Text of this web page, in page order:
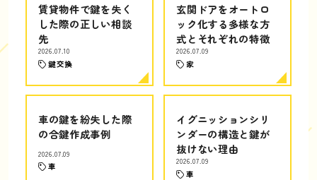
賃貸物件で鍵を失く
した際の正しい相談
先
2026.07.10
鍵交換
玄関ドアをオートロ
ック化する多様な方
式とそれぞれの特徴
2026.07.09
家
車の鍵を紛失した際
の合鍵作成事例
2026.07.09
車
イグニッションシリ
ンダーの構造と鍵が
抜けない理由
2026.07.09
車